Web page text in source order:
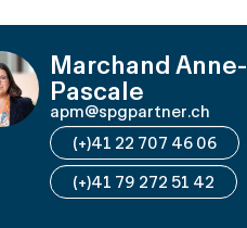
Marchand Anne-
Pascale
apm@spgpartner.ch
(+)41 22 707 46 06
(+)41 79 272 51 42